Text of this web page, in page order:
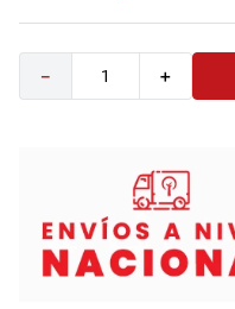
＋
－